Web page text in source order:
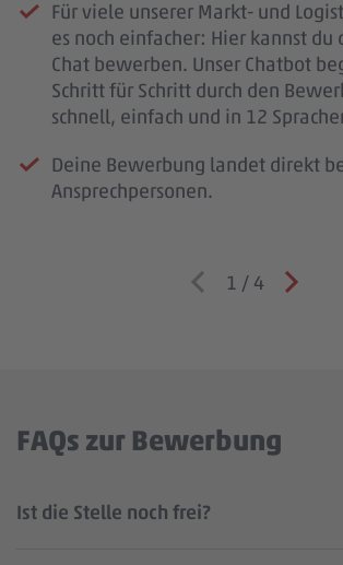
Für viele unserer Markt- und
es noch einfacher: Hier kannst du
Chat bewerben. Unser Chatbot
Schritt für Schritt durch den
schnell, einfach und in 12
Deine Bewerbung landet direkt
Ansprechpersonen.
1 / 4
FAQs zur Bewerbung
Ist die Stelle noch frei?